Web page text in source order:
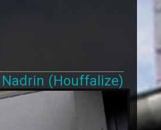
Nadrin (Houffalize)